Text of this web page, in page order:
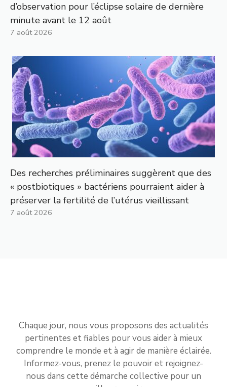
d’observation pour l’éclipse solaire de dernière
minute avant le 12 août
7 août 2026
Des recherches préliminaires suggèrent que des
« postbiotiques » bactériens pourraient aider à
préserver la fertilité de l’utérus vieillissant
7 août 2026
Chaque jour, nous vous proposons des actualités
pertinentes et fiables pour vous aider à mieux
comprendre le monde et à agir de manière éclairée.
Informez-vous, prenez le pouvoir et rejoignez-
nous dans cette démarche collective pour un